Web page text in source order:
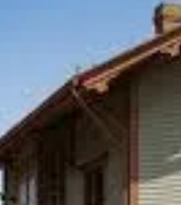
Écologie
LE C.I.EAU PRÉSENTE : L'EAU
LAB'EAURATOIRE À CIEL
OUVERT.
Du 12 juin au 5 septembre 2026, le Centre